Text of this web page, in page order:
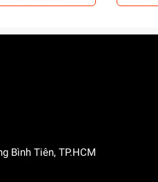
Bình Tiên, TP.HCM